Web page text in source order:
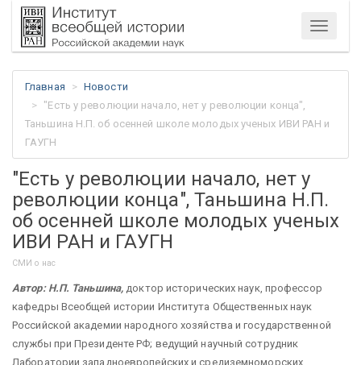
Меню
Главная
Новости
"Есть у революции начало, нет у революции конца",
Таньшина Н.П. об осенней школе молодых ученых ИВИ РАН и
ГАУГН
"Есть у революции начало, нет у
революции конца", Таньшина Н.П.
об осенней школе молодых ученых
ИВИ РАН и ГАУГН
СМИ о нас
Автор: Н.П. Таньшина, доктор исторических наук, профессор
кафедры Всеобщей истории Института Общественных наук
Российской академии народного хозяйства и государственной
службы при Президенте РФ; ведущий научный сотрудник
Лаборатории западноевропейских и средиземноморских